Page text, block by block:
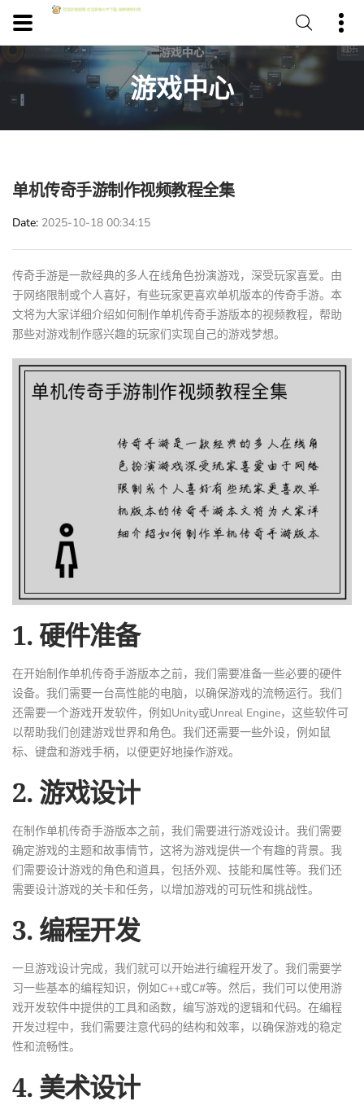
游戏中心
单机传奇手游制作视频教程全集
Date 2025-10-18 00:34:15
传奇手游是一款经典的多人在线角色扮演游戏，深受玩家喜爱。由
于网络限制或个人喜好，有些玩家更喜欢单机版本的传奇手游。本
文将为大家详细介绍如何制作单机传奇手游版本的视频教程，帮助
那些对游戏制作感兴趣的玩家们实现自己的游戏梦想。
1. 硬件准备
在开始制作单机传奇手游版本之前，我们需要准备一些必要的硬件
设备。我们需要一台高性能的电脑，以确保游戏的流畅运行。我们
还需要一个游戏开发软件，例如Unity或Unreal Engine，这些软件可
以帮助我们创建游戏世界和角色。我们还需要一些外设，例如鼠
标、键盘和游戏手柄，以便更好地操作游戏。
2. 游戏设计
在制作单机传奇手游版本之前，我们需要进行游戏设计。我们需要
确定游戏的主题和故事情节，这将为游戏提供一个有趣的背景。我
们需要设计游戏的角色和道具，包括外观、技能和属性等。我们还
需要设计游戏的关卡和任务，以增加游戏的可玩性和挑战性。
3. 编程开发
一旦游戏设计完成，我们就可以开始进行编程开发了。我们需要学
习一些基本的编程知识，例如C++或C#等。然后，我们可以使用游
戏开发软件中提供的工具和函数，编写游戏的逻辑和代码。在编程
开发过程中，我们需要注意代码的结构和效率，以确保游戏的稳定
性和流畅性。
4. 美术设计